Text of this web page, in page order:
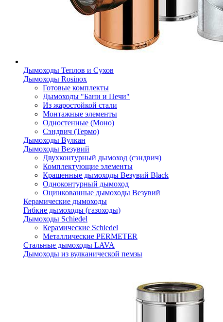
Дымоходы Теплов и Сухов
Дымоходы Rosinox
Готовые комплекты
Дымоходы "Бани и Печи"
Из жаростойкой стали
Монтажные элементы
Одностенные (Моно)
Сэндвич (Термо)
Дымоходы Вулкан
Дымоходы Везувий
Двухконтурный дымоход (сэндвич)
Комплектующие элементы
Крашенные дымоходы Везувий Black
Одноконтурный дымоход
Оцинкованные дымоходы Везувий
Керамические дымоходы
Гибкие дымоходы (газоходы)
Дымоходы Schiedel
Керамические Schiedel
Металлические PERMETER
Стальные дымоходы LAVA
Дымоходы из вулканической пемзы